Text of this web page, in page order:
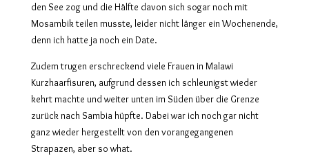
den See zog und die Hälfte davon sich sogar noch mit
Mosambik teilen musste, leider nicht länger ein Wochenende,
denn ich hatte ja noch ein Date.
Zudem trugen erschreckend viele Frauen in Malawi
Kurzhaarfisuren, aufgrund dessen ich schleunigst wieder
kehrt machte und weiter unten im Süden über die Grenze
zurück nach Sambia hüpfte. Dabei war ich noch gar nicht
ganz wieder hergestellt von den vorangegangenen
Strapazen, aber so what.